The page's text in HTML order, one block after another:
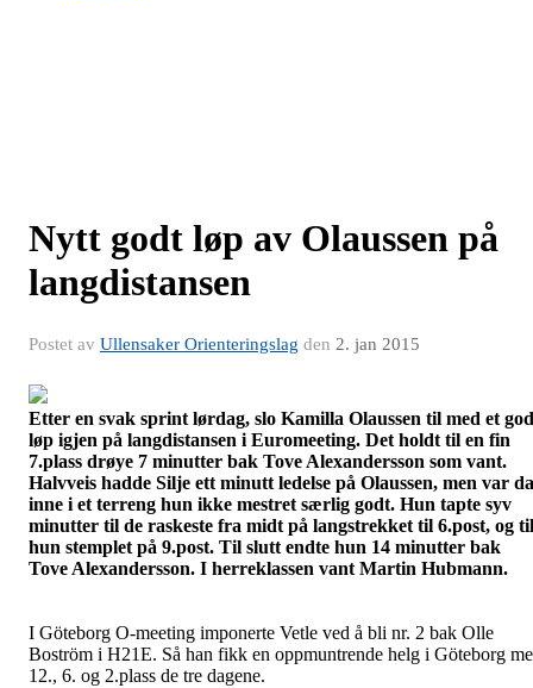
Nytt godt løp av Olaussen på
langdistansen
Postet av Ullensaker Orienteringslag den 2. jan 2015
Etter en svak sprint lørdag, slo Kamilla Olaussen til med et
løp igjen på langdistansen i Euromeeting. Det holdt til en fin
7.plass drøye 7 minutter bak Tove Alexandersson som vant.
Halvveis hadde Silje ett minutt ledelse på Olaussen, men var da
inne i et terreng hun ikke mestret særlig godt. Hun tapte syv
minutter til de raskeste fra midt på langstrekket til 6.post, og til
hun stemplet på 9.post. Til slutt endte hun 14 minutter bak
Tove Alexandersson. I herreklassen vant Martin Hubmann.
I Göteborg O-meeting imponerte Vetle ved å bli nr. 2 bak Olle
Boström i H21E. Så han fikk en oppmuntrende helg i Göteborg
12., 6. og 2.plass de tre dagene.